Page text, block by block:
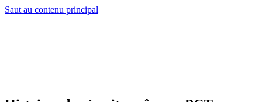
Saut au contenu principal